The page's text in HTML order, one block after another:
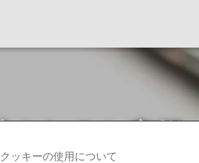
れるお客様へ
クッキーの使用について